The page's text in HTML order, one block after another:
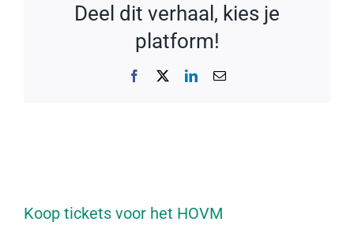
Deel dit verhaal, kies je
platform!
Facebook LinkedIn
E-
Koop tickets voor het HOVM